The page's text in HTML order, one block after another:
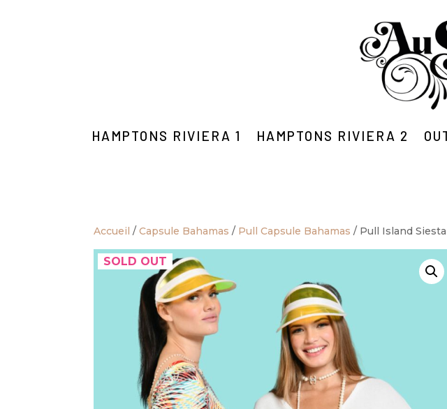
HAMPTONS RIVIERA 1 HAMPTONS RIVIERA 2
Accueil /Capsule Bahamas / Pull Capsule Bahamas / Pull Island
SOLD OUT